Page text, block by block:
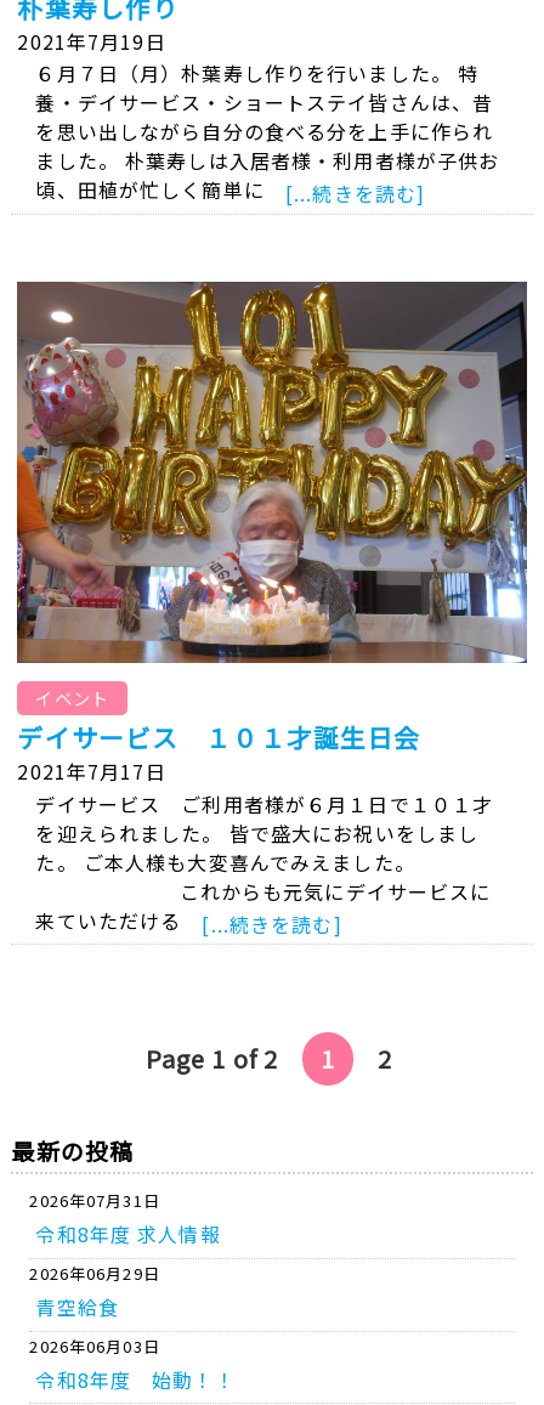
2021年7月19日
６月７日（月）朴葉寿し作りを行いました。 特
養・デイサービス・ショートステイ皆さんは、昔
を思い出しながら自分の食べる分を上手に作られ
ました。 朴葉寿しは入居者様・利用者様が子供お
頃、田植が忙しく簡単に [...続きを読む]
イベント
デイサービス １０１才誕生日会
2021年7月17日
デイサービス ご利用者様が６月１日で１０１才
を迎えられました。 皆で盛大にお祝いをしまし
た。 ご本人様も大変喜んでみえました。
これからも元気にデイサービスに
来ていただける [...続きを読む]
Page 1 of 2 1 2
最新の投稿
2026年07月31日
令和8年度 求人情報
2026年06月29日
青空給食
2026年06月03日
令和8年度 始動！！